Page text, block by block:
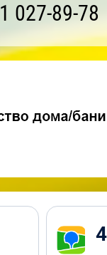
027-89-78